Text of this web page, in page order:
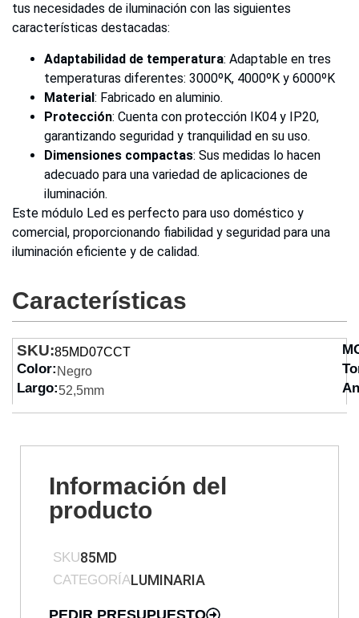
tus necesidades de iluminación con las siguientes
características destacadas:
Adaptabilidad de temperatura: Adaptable en tres
temperaturas diferentes: 3000ºK, 4000ºK y 6000ºK
Material: Fabricado en aluminio.
Protección: Cuenta con protección IK04 y IP20,
garantizando seguridad y tranquilidad en su uso.
Dimensiones compactas: Sus medidas lo hacen
adecuado para una variedad de aplicaciones de
iluminación.
Este módulo Led es perfecto para uso doméstico y
comercial, proporcionando fiabilidad y seguridad para una
iluminación eficiente y de calidad.
Características
SKU:85MD07CCT
Color: Negro
Largo:52,5mm
Información del
producto
SKU85MD
CATEGORÍALUMINARIA
PEDIR PRESUPUESTO